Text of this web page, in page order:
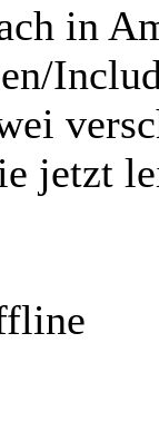
in
jetzt